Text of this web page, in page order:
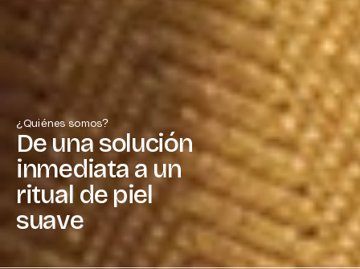
¿Quiénes somos?
De una solución
inmediata a un
ritual de piel
suave